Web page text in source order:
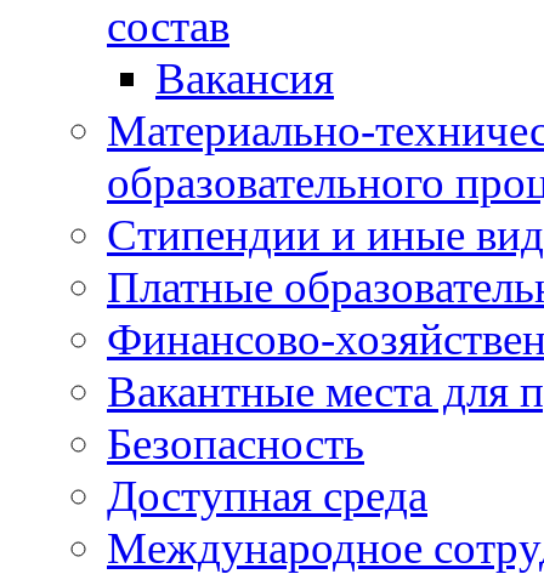
состав
Вакансия
Материально-
образовательного
Стипендии и иные
Платные
Финансово-
Вакантные места для
Безопасность
Доступная среда
Международное